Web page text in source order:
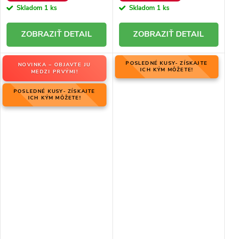
Skladom 1 ks
DETAIL
Skladom 1 ks
DETAIL
NOVINKA – OBJAVTE JU
MEDZI PRVÝMI!
POSLEDNÉ KUSY- ZÍSKAJTE
ICH KÝM MÔŽETE!
POSLEDNÉ KUSY- ZÍSKAJTE
ICH KÝM MÔŽETE!